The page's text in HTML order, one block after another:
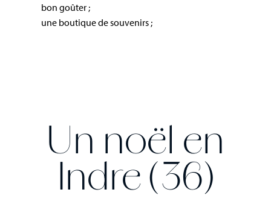
bon goûter ;
une boutique de souvenirs ;
Un noël en
Indre (36)